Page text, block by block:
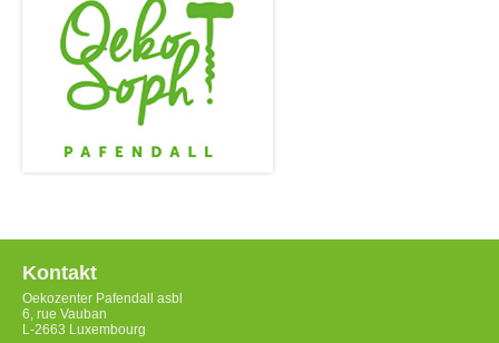
Kontakt
Oekozenter Pafendall asbl
6, rue Vauban
L-2663 Luxembourg